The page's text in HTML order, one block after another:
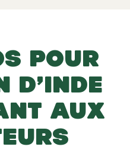
POUR
D’INDE
AUX